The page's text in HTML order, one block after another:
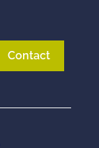
Contact